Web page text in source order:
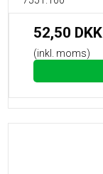
52,50 DKK
(inkl. moms)